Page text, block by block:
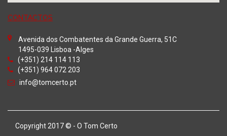
CONTACTOS
Avenida dos Combatentes da Grande Guerra, 51C
1495-039 Lisboa -Alges
(+351) 214 114 113
(+351) 964 072 203
info@tomcerto.pt
Copyright 2017 © - O Tom Certo